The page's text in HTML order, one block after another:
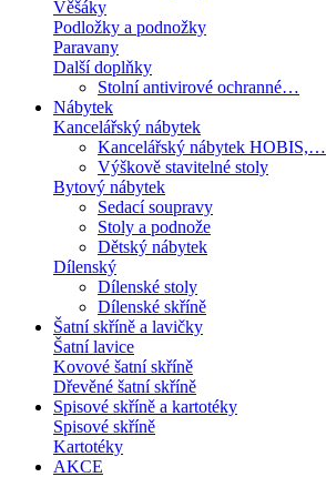
Věšáky
Podložky a podnožky
Paravany
Další doplňky
Stolní antivirové ochranné…
Nábytek
Kancelářský nábytek
Kancelářský nábytek HOBIS,…
Výškově stavitelné stoly
Bytový nábytek
Sedací soupravy
Stoly a podnože
Dětský nábytek
Dílenský
Dílenské stoly
Dílenské skříně
Šatní skříně a lavičky
Šatní lavice
Kovové šatní skříně
Dřevěné šatní skříně
Spisové skříně a kartotéky
Spisové skříně
Kartotéky
AKCE